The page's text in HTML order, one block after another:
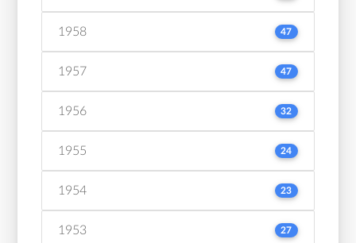
1958 47
1957 47
1956 32
1955 24
1954 23
1953 27